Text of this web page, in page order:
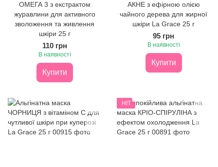
ОМЕГА 3 з екстрактом
журавлини для активного
зволоження та живлення
шкіри 25 г
110 грн
В наявності
Купити
АКНЕ з ефірною олією
чайного дерева для жирної
шкіри La Grace 25 г
95 грн
В наявності
Купити
HIT